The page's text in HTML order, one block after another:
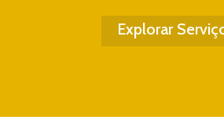
Explorar